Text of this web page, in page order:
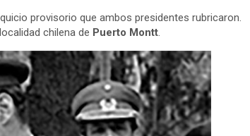
provisorio que ambos presidentes rubricaron.
chilena de Puerto Montt.